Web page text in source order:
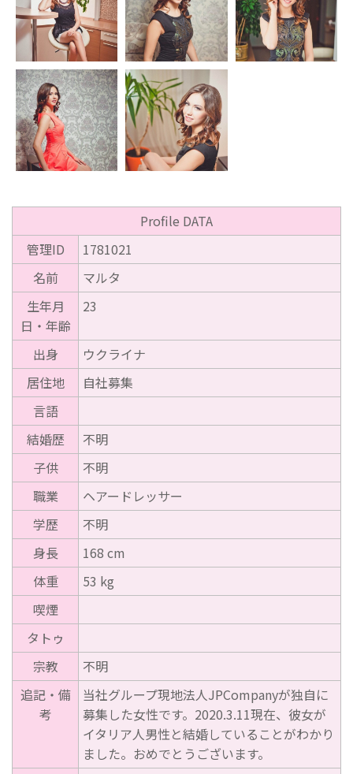
Profile DATA
管理ID
1781021
名前
マルタ
生年月
日・年齢
23
出身
ウクライナ
居住地
自社募集
言語
結婚歴
不明
子供
不明
職業
ヘアードレッサー
学歴
不明
身長
168 cm
体重
53 kg
喫煙
タトゥ
宗教
不明
追記・備
考
当社グループ現地法人JPCompanyが独自に
募集した女性です。2020.3.11現在、彼女が
イタリア人男性と結婚していることがわかり
ました。おめでとうございます。